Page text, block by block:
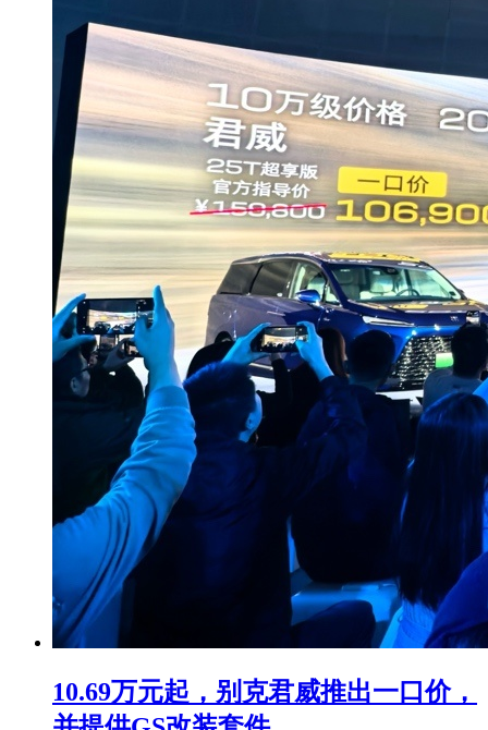
10.69万元起，别克君威推出一口价，